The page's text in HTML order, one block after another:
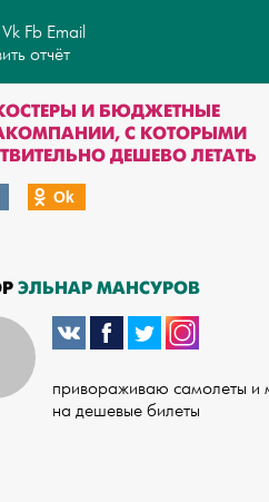
Vk Fb Email
отчёт
И БЮДЖЕТНЫЕ
С КОТОРЫМИ
ДЕШЕВО ЛЕТАТЬ
Оk
ЭЛЬНАР МАНСУРОВ
привораживаю самолеты и
на дешевые билеты